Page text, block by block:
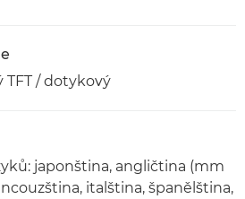
TFT / dotykový
japonština, angličtina (mm
italština, španělština,